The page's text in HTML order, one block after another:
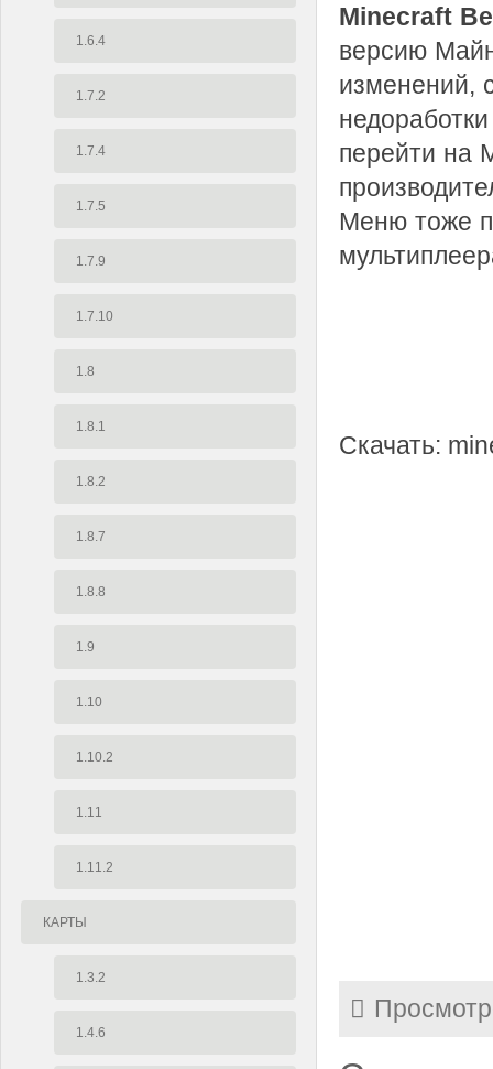
1.6.4
1.7.2
1.7.4
1.7.5
1.7.9
1.7.10
1.8
1.8.1
1.8.2
1.8.7
1.8.8
1.9
1.10
1.10.2
1.11
1.11.2
КАРТЫ
1.3.2
1.4.6
Minecraft
версию
изменений,
перейти на
Меню тоже
Скачать: